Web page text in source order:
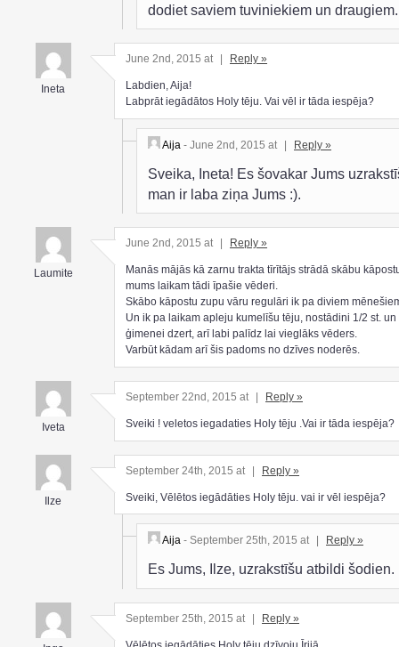
dodiet saviem tuviniekiem un draugiem.
Ineta
June 2nd, 2015 at Reply »
Labdien, Aija!
Labprāt iegādātos Holy tēju. Vai vēl ir tāda iespēja?
Aija - June 2nd, 2015 at | Reply »
Sveika, Ineta! Es šovakar Jums
man ir laba ziņa Jums :).
Laumite
June 2nd, 2015 at Reply »
Manās mājās kā zarnu trakta tīrītājs strādā skābu
mums laikam tādi īpašie vēderi.
Skābo kāpostu zupu vāru regulāri ik pa diviem
Un ik pa laikam apleju kumelīšu tēju, nostādini 1/2 st.
ģimenei dzert, arī labi palīdz lai vieglāks vēders.
Varbūt kādam arī šis padoms no dzīves noderēs.
Iveta
September 22nd, 2015 at Reply »
Sveiki ! veletos iegadaties Holy tēju .Vai ir tāda iespēja?
Ilze
September 24th, 2015 at | Reply »
Sveiki, Vēlētos iegādāties Holy tēju. vai ir vēl iespēja?
Aija - September 25th, 2015 at Reply »
Es Jums, Ilze, uzrakstīšu atbildi šodien.
September 25th, 2015 at | Reply »